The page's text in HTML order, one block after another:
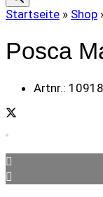
Startseite » Shop
Posca
Artnr.: